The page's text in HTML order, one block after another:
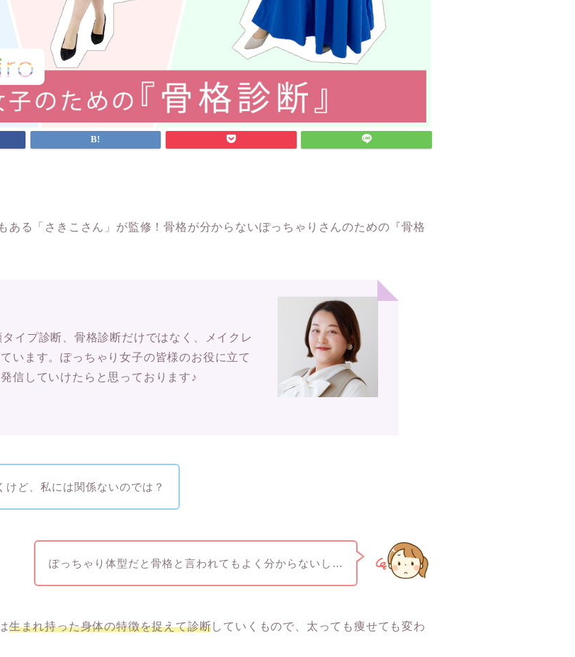
ある「さきこさん」が監修！骨格が分からないぽっちゃりさんのための『骨格
イプ診断、骨格診断だけではなく、メイクレ
います。ぽっちゃり女子の皆様のお役に立て
信していけたらと思っております♪
ど、私には関係ないのでは？
ぽっちゃり体型だと骨格と言われてもよく分からないし…
生まれ持った身体の特徴を捉えて診断していくもので、太っても痩せても変わ